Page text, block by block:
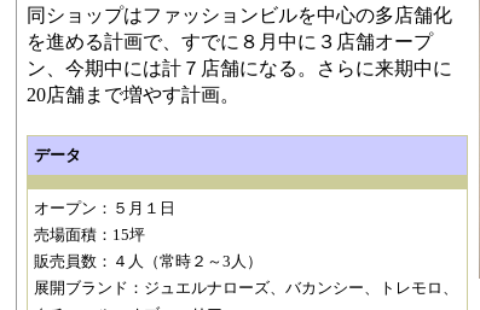
同ショップはファッションビルを中心の多店舗化
を進める計画で、すでに８月中に３店舗オープ
ン、今期中には計７店舗になる。さらに来期中に
20店舗まで増やす計画。
データ
オープン：５月１日
売場面積：15坪
販売員数：４人（常時２～3人）
展開ブランド：ジュエルナローズ、バカンシー、トレモロ、